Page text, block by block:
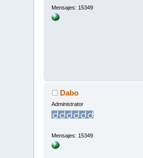
Mensajes: 15349
Dabo
Administrator
Mensajes: 15349